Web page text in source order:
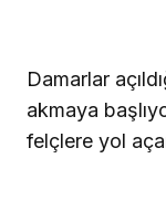
Damarlar
akmaya
felçlere yol